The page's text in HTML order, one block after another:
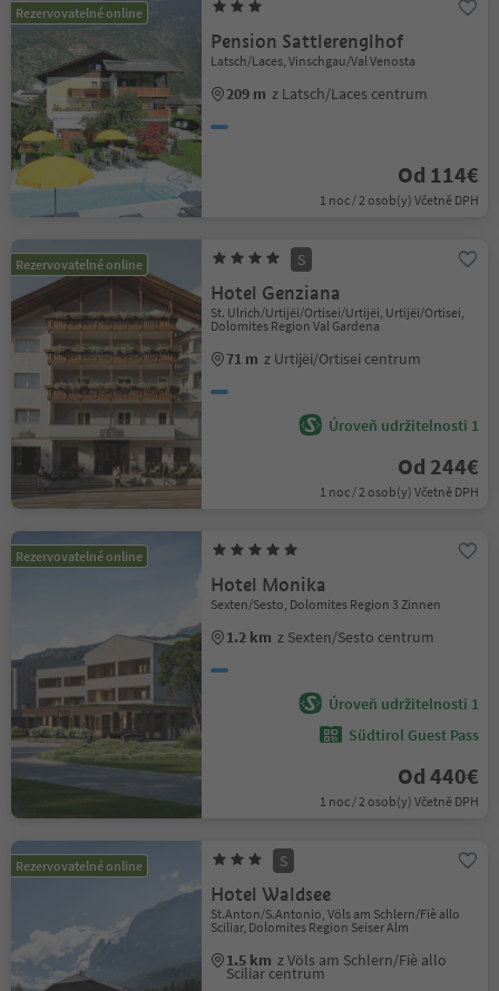
Rezervovatelné online
Pension Sattlerenglhof
Latsch/Laces, Vinschgau/Val Venosta
209 m z Latsch/Laces centrum
Od 114€
1 noc / 2 osob(y) Včetně DPH
Rezervovatelné online S
Hotel Genziana
St. Ulrich/Urtijëi/Ortisei/Urtijëi, Urtijëi/Ortisei,
Dolomites Region Val Gardena
71 m z Urtijëi/Ortisei centrum
Úroveň udržitelnosti 1
Od 244€
1 noc / 2 osob(y) Včetně DPH
Rezervovatelné online
Hotel Monika
Sexten/Sesto, Dolomites Region 3 Zinnen
1.2 km z Sexten/Sesto centrum
Úroveň udržitelnosti 1
Südtirol Guest Pass
Od 440€
1 noc / 2 osob(y) Včetně DPH
Rezervovatelné online S
Hotel Waldsee
St.Anton/S.Antonio, Völs am Schlern/Fiè allo
Sciliar, Dolomites Region Seiser Alm
1.5 km z Völs am Schlern/Fiè allo
Sciliar centrum